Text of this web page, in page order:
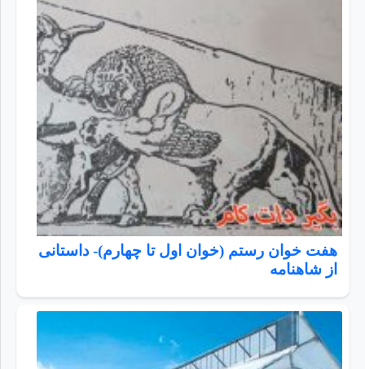
هفت خوان رستم (خوان اول تا چهارم)- داستانی
از شاهنامه